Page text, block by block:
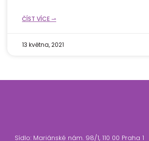
ČÍST VÍCE ⇀
13 května, 2021
Sídlo: Mariánské nám. 98/1, 110 00 Praha 1